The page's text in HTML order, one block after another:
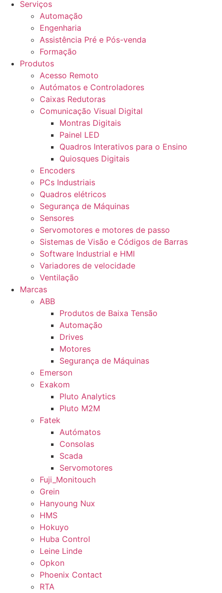
Serviços
Automação
Engenharia
Assistência Pré e Pós-venda
Formação
Produtos
Acesso Remoto
Autómatos e Controladores
Caixas Redutoras
Comunicação Visual Digital
Montras Digitais
Painel LED
Quadros Interativos para o Ensino
Quiosques Digitais
Encoders
PCs Industriais
Quadros elétricos
Segurança de Máquinas
Sensores
Servomotores e motores de passo
Sistemas de Visão e Códigos de Barras
Software Industrial e HMI
Variadores de velocidade
Ventilação
Marcas
ABB
Produtos de Baixa Tensão
Automação
Drives
Motores
Segurança de Máquinas
Emerson
Exakom
Pluto Analytics
Pluto M2M
Fatek
Autómatos
Consolas
Scada
Servomotores
Fuji_Monitouch
Grein
Hanyoung Nux
HMS
Hokuyo
Huba Control
Leine Linde
Opkon
Phoenix Contact
RTA